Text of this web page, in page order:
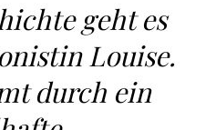
geht es
Louise.
durch ein